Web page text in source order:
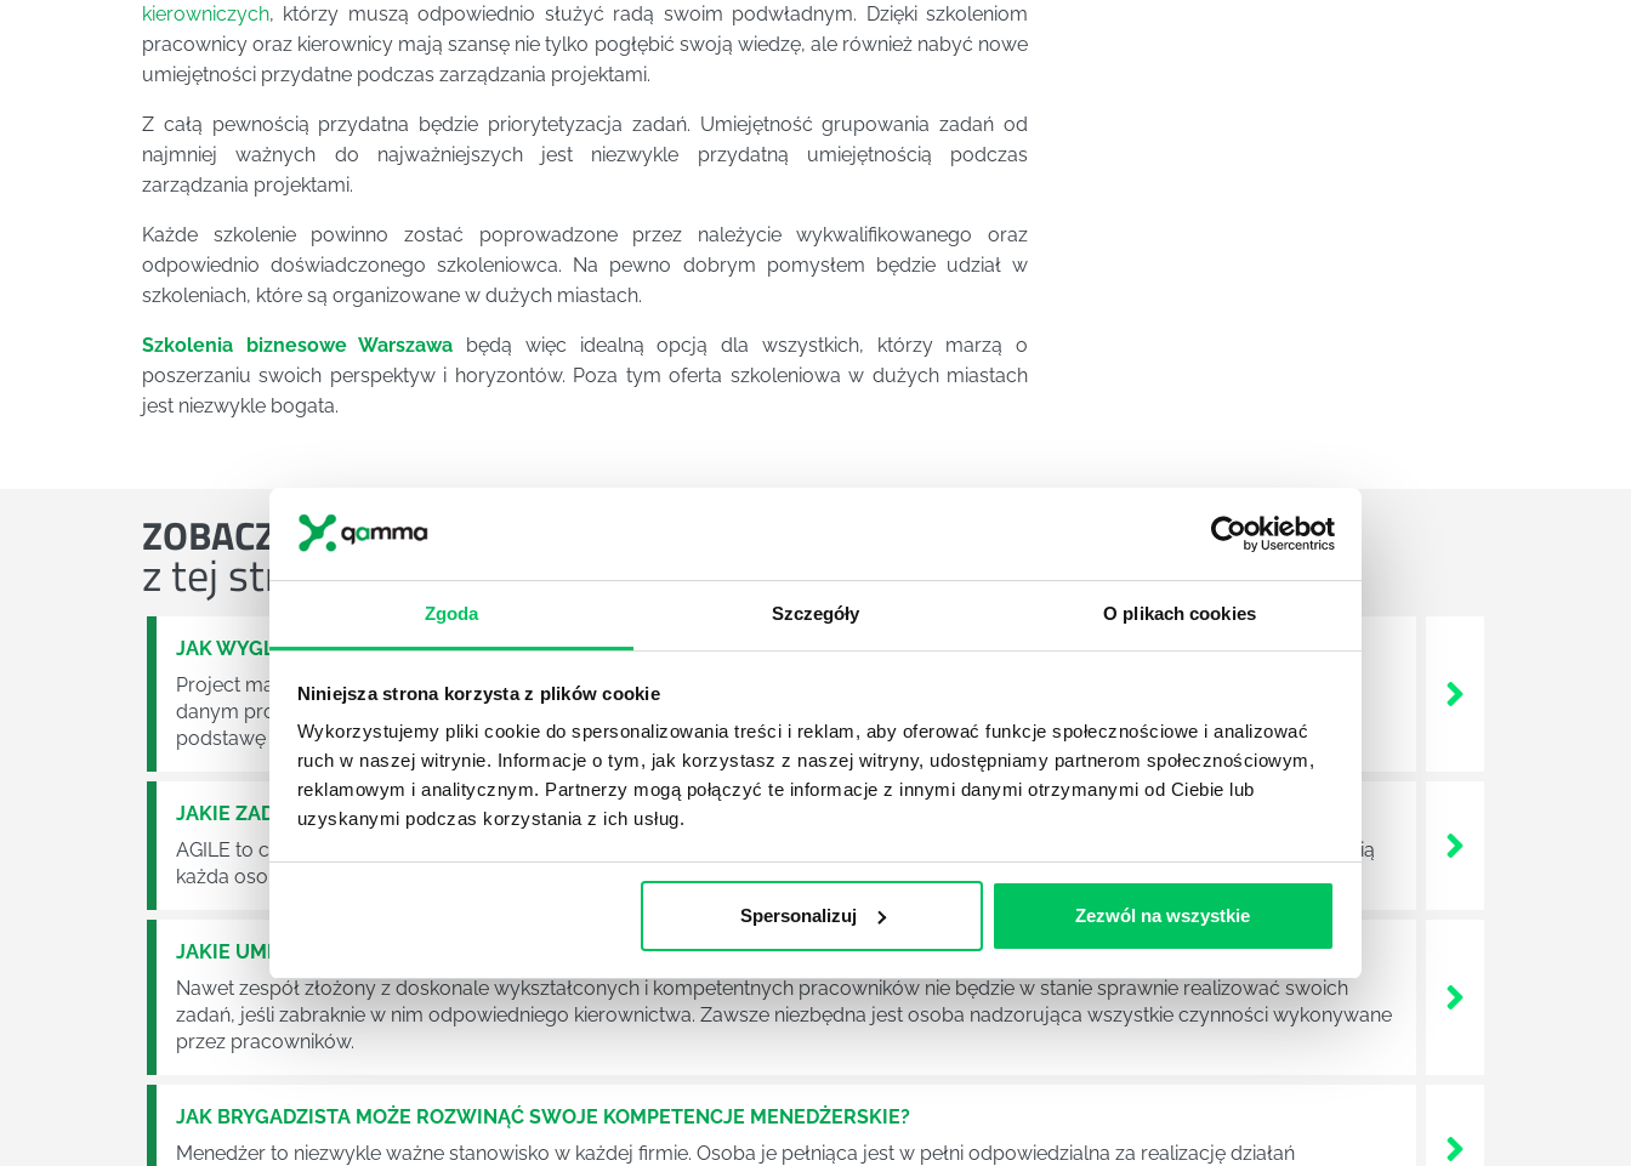
Zgoda Szczegóły O plikach cookies
Niniejsza strona korzysta z plików cookie
Wykorzystujemy pliki cookie do spersonalizowania treści i reklam, aby oferować funkcje społecznościowe i analizować
ruch w naszej witrynie. Informacje o tym, jak korzystasz z naszej witryny, udostępniamy partnerom społecznościowym,
reklamowym i analitycznym. Partnerzy mogą połączyć te informacje z innymi danymi otrzymanymi od Ciebie lub
uzyskanymi podczas korzystania z ich usług.
Spersonalizuj Zezwól na wszystkie
kierowniczych, którzy muszą odpowiednio służyć radą swoim podwładnym. Dzięki szkoleniom
pracownicy oraz kierownicy mają szansę nie tylko pogłębić swoją wiedzę, ale również nabyć nowe
umiejętności przydatne podczas zarządzania projektami.
Z całą pewnością przydatna będzie priorytetyzacja zadań. Umiejętność grupowania zadań od
najmniej ważnych do najważniejszych jest niezwykle przydatną umiejętnością podczas
zarządzania projektami.
Każde szkolenie powinno zostać poprowadzone przez należycie wykwalifikowanego oraz
odpowiednio doświadczonego szkoleniowca. Na pewno dobrym pomysłem będzie udział w
szkoleniach, które są organizowane w dużych miastach.
Szkolenia biznesowe Warszawa będą więc idealną opcją dla wszystkich, którzy marzą o
poszerzaniu swoich perspektyw i horyzontów. Poza tym oferta szkoleniowa w dużych miastach
jest niezwykle bogata.
ZOBACZ OSTATNIE ARTYKUŁY
z tej strefy wiedzy
JAK WYGLĄDA PRACA ZESPOŁÓW PROJEKTOWYCH W ZWINNEJ METODYCE?
Project management (czyli zarządzanie projektami) to szereg czynności mających na celu zrealizowanie wszystkich związanych z
danym projektem założeń. Zajmują się nim osoby wchodzące w skład specjalnych zespołów projektowych, a ich praca stanowi
podstawę działalności wielu przedsiębiorstw.
JAKIE ZADANIA MUSZĄ ZREALIZOWAĆ PRACOWNICY ZESPOŁU PROJEKTOWEGO?
AGILE to coraz popularniejsze w każdej większej (i mniejszej) firmie pojęcie związane z realizacją projektów biznesowych. Z pewnością
każda osoba zatrudniona w takim miejscu choć raz się z nim spotkała.
JAKIE UMIEJĘTNOŚCI MENEDŻERSKIE POWINIEN MIEĆ BRYGADZISTA?
Nawet zespół złożony z doskonale wykształconych i kompetentnych pracowników nie będzie w stanie sprawnie realizować swoich
zadań, jeśli zabraknie w nim odpowiedniego kierownictwa. Zawsze niezbędna jest osoba nadzorująca wszystkie czynności wykonywane
przez pracowników.
JAK BRYGADZISTA MOŻE ROZWINĄĆ SWOJE KOMPETENCJE MENEDŻERSKIE?
Menedżer to niezwykle ważne stanowisko w każdej firmie. Osoba je pełniąca jest w pełni odpowiedzialna za realizację działań